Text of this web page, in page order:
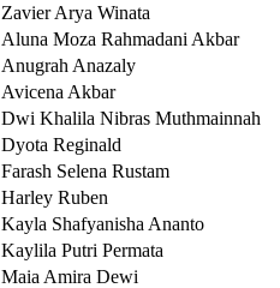
Zavier Arya Winata
Aluna Moza Rahmadani Akbar
Anugrah Anazaly
Avicena Akbar
Dwi Khalila Nibras Muthmainnah
Dyota Reginald
Farash Selena Rustam
Harley Ruben
Kayla Shafyanisha Ananto
Kaylila Putri Permata
Maia Amira Dewi